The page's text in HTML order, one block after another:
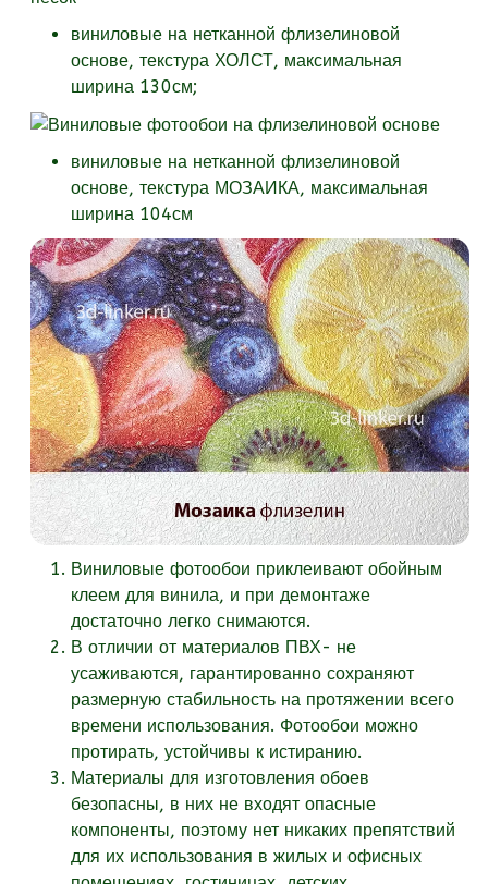
виниловые на нетканной флизелиновой
основе, текстура ХОЛСТ, максимальная
ширина 130см;
виниловые на нетканной флизелиновой
основе, текстура МОЗАИКА, максимальная
ширина 104см
Виниловые фотообои приклеивают обойным
клеем для винила, и при демонтаже
достаточно легко снимаются.
В отличии от материалов ПВХ- не
усаживаются, гарантированно сохраняют
размерную стабильность на протяжении всего
времени использования. Фотообои можно
протирать, устойчивы к истиранию.
Материалы для изготовления обоев
безопасны, в них не входят опасные
компоненты, поэтому нет никаких препятствий
для их использования в жилых и офисных